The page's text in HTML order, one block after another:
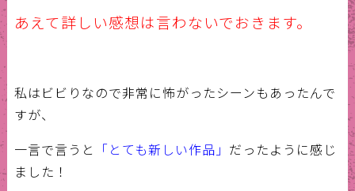
あえて詳しい感想は言わないでおきます。
私はビビりなので非常に怖がったシーンもあったんで
すが、
一言で言うと 「とても新しい作品」 だったように感じ
ました！